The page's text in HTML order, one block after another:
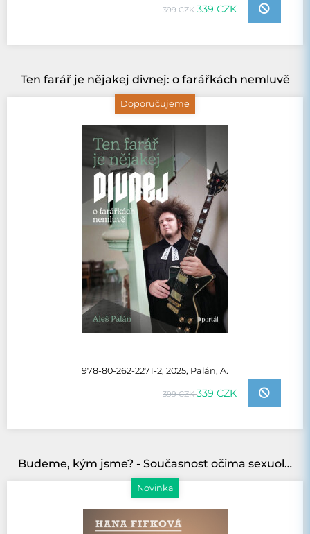
399 CZK339 CZK
Doporučujeme
Ten farář je nějakej divnej: o farářkách nemluvě
978-80-262-2271-2, 2025, Palán, A.
399 CZK339 CZK
Novinka
Budeme, kým jsme? - Současnost očima sexuoložky